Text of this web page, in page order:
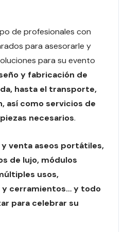
de profesionales con
para asesorarle y
para su evento
y fabricación de
hasta el transporte,
así como servicios de
necesarios.
y venta aseos portátiles,
de lujo, módulos
usos,
y cerramientos… y todo
para celebrar su